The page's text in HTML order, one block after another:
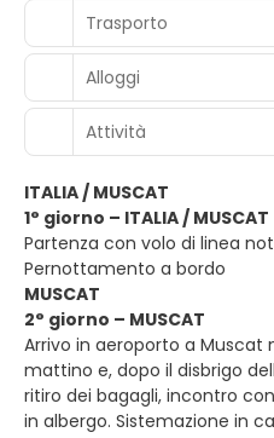
Trasporto
Alloggi
Attività
ITALIA / MUSCAT
1° giorno – ITALIA / MUSCAT
Partenza con volo di linea
Pernottamento a bordo
MUSCAT
2° giorno – MUSCAT
Arrivo in aeroporto a Muscat
mattino e, dopo il disbrigo
ritiro dei bagagli, incontro
in albergo. Sistemazione in